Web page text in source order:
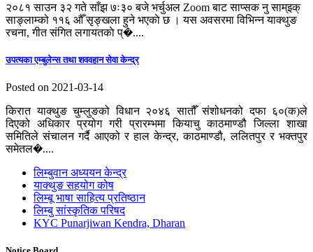
२०८१ साउन ३२ गते साँझ ७ः३० बजे भर्चुअल Zoom बाट साप्सक नु साम्इक्
साङ्लाम्को ११६ औँ सृङ्खला हुने भएकाे छ । यस अवसरमा विभिन्न याक्थुङ
रचना, गीत संगित लगायतकाे प्�....
उपत्यका एम्बुलेन्स तथा शववहान सेवा केन्द्र
Posted on 2021-03-14
किरात याक्थुङ चुम्लुङको विधान २०४६ सातौँ संशोधनको दफा ६०(क)ले
दिएको अधिकार प्रयोग गरी प्रारम्भमा कियाचु काठमाण्डौ जिल्ला शाखा
समितिले संचालन गर्दै आएको र हाल केन्द्र, काठमाण्डौ, ललितपुर र भक्तपुर
समेतल�....
लिम्बुवान अध्ययन केन्द्र
याक्थुङ सहयोग कोष
लिम्बू भाषा साहित्य प्रतिष्ठान
लिम्बु सांस्कृतिक परिषद
KYC Punarjiwan Kendra, Dharan